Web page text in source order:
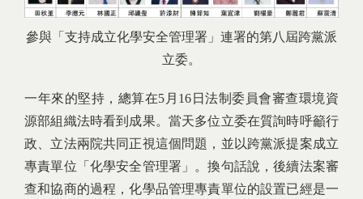
參與「支持成立化學安全管理署」連署的第八屆跨黨派
立委。
一年來的堅持，總算在5月16日法制委員會審查環境資
源部組織法時看到成果。當天多位立委在質詢時呼籲行
政、立法兩院共同正視這個問題，並以跨黨派提案成立
專責單位「化學安全管理署」。換句話說，後續法案審
查和協商的過程，化學品管理專責單位的設置已經是一